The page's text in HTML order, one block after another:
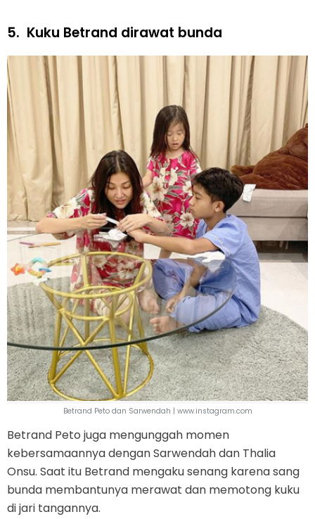
5. Kuku Betrand dirawat bunda
Betrand Peto dan Sarwendah | www.instagram.com
Betrand Peto juga mengunggah momen
kebersamaannya dengan Sarwendah dan Thalia
Onsu. Saat itu Betrand mengaku senang karena sang
bunda membantunya merawat dan memotong kuku
di jari tangannya.